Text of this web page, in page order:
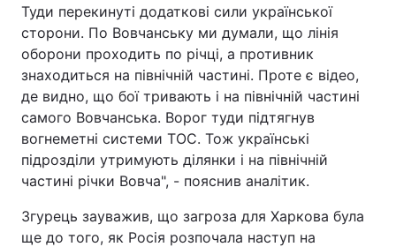
Туди перекинуті додаткові сили української
сторони. По Вовчанську ми думали, що лінія
оборони проходить по річці, а противник
знаходиться на північній частині. Проте є відео,
де видно, що бої тривають і на північній частині
самого Вовчанська. Ворог туди підтягнув
вогнеметні системи ТОС. Тож українські
підрозділи утримують ділянки і на північній
частині річки Вовча", - пояснив аналітик.
Згурець зауважив, що загроза для Харкова була
ще до того, як Росія розпочала наступ на